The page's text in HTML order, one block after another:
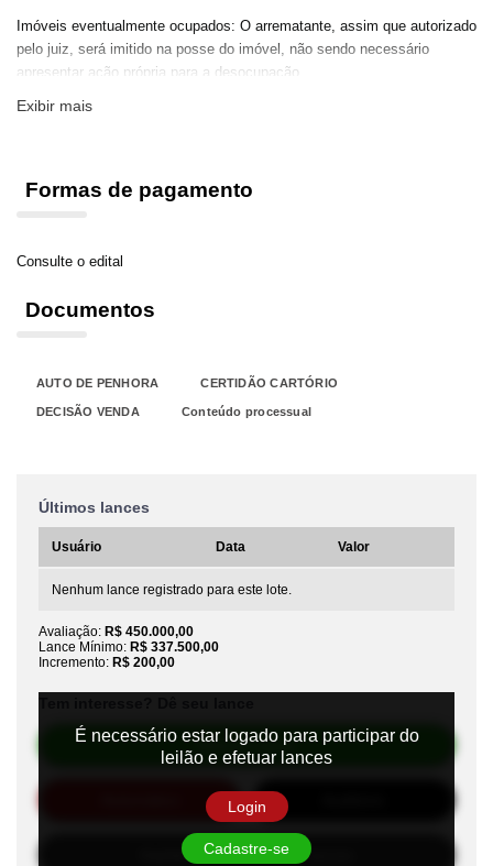
Imóveis eventualmente ocupados: O arrematante, assim que autorizado
pelo juiz, será imitido na posse do imóvel, não sendo necessário
apresentar ação própria para a desocupação.
Exibir mais
Formas de pagamento
Consulte o edital
Documentos
AUTO DE PENHORA CERTIDÃO CARTÓRIO
DECISÃO VENDA Conteúdo processual
Últimos lances
Usuário Data Valor
Nenhum lance registrado para este lote.
Avaliação: R$ 450.000,00
Lance Mínimo: R$ 337.500,00
Incremento: R$ 200,00
Efetuar Lance
Habilite-se para efetuar lances
É necessário estar logado para participar do
leilão e efetuar lances
Login
Cadastre-se